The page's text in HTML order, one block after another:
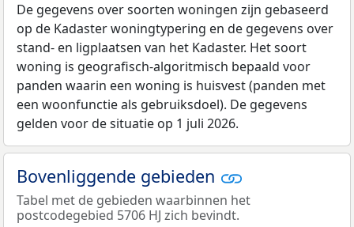
De gegevens over soorten woningen zijn gebaseerd
op de Kadaster woningtypering en de gegevens over
stand- en ligplaatsen van het Kadaster. Het soort
woning is geografisch-algoritmisch bepaald voor
panden waarin een woning is huisvest (panden met
een woonfunctie als gebruiksdoel). De gegevens
gelden voor de situatie op 1 juli 2026.
Bovenliggende gebieden
Tabel met de gebieden waarbinnen het
postcodegebied 5706 HJ zich bevindt.